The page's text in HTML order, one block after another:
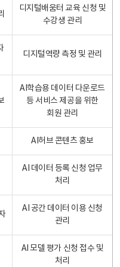
디지털배움터 교육 신청 및
수강생 관리
디지털역량 측정 및 관리
AI학습용 데이터 다운로드
등 서비스 제공을 위한
회원 관리
AI허브 콘텐츠 홍보
AI 데이터 등록 신청 업무
처리
AI 공간 데이터 이용 신청
관리
AI 모델 평가 신청 접수 및
처리